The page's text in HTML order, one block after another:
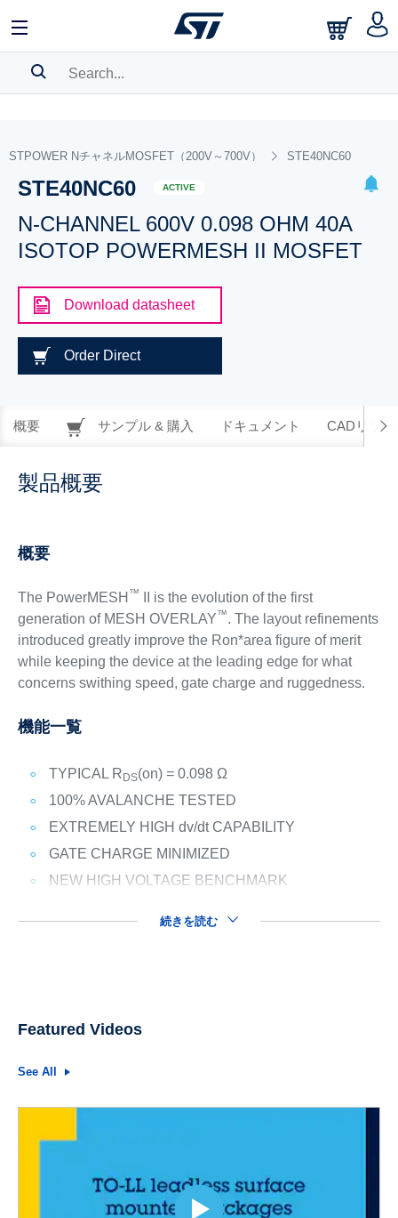
BOOKMARK
Pleaselog into show your saved searches.
STPOWER NチャネルMOSFET（200V～700V） STE40NC60
STE40NC60 ACTIVE
N-CHANNEL 600V 0.098 OHM 40A
ISOTOP POWERMESH II MOSFET
Download datasheet
Order Direct
概要 サンプル & 購入 ドキュメント CADリソー
製品概要
概要
The PowerMESH ™
II is the evolution of the first
generation of MESH OVERLAY™. The layout refinements
introduced greatly improve the Ron*area figure of merit
while keeping the device at the leading edge for what
concerns swithing speed, gate charge and ruggedness.
機能一覧
TYPICAL R DS(on) = 0.098 Ω
100% AVALANCHE TESTED
EXTREMELY HIGH dv/dt CAPABILITY
GATE CHARGE MINIMIZED
NEW HIGH VOLTAGE BENCHMARK
続きを読む
Featured Videos
See All